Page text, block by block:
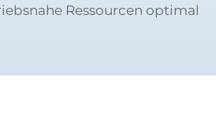
Ressourcen optimal